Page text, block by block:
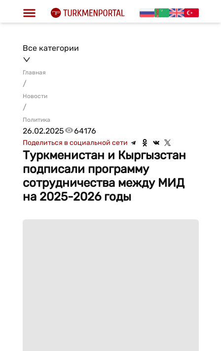
Все категории
Главная
/
Новости
/
Политика
26.02.2025 64176
Поделиться в социальной сети
Туркменистан и Кыргызстан
подписали программу
сотрудничества между МИД
на 2025-2026 годы